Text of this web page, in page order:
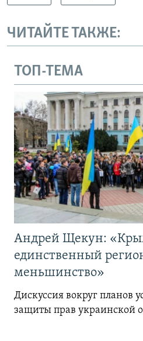
ЧИТАЙТЕ ТАКЖЕ:
ТОП-ТЕМА
Андрей Щекун:
единственный
меньшинство»
Дискуссия вокруг планов
защиты прав